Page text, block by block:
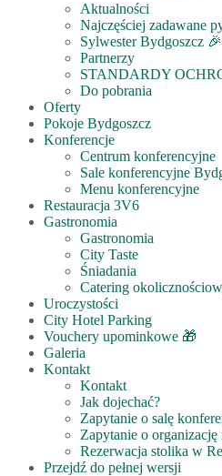
Aktualności
Najczęściej zadawane
Sylwester Bydgoszcz 🎉
Partnerzy
STANDARDY
Do pobrania
Oferty
Pokoje Bydgoszcz
Konferencje
Centrum konferencyjne
Sale konferencyjne
Menu konferencyjne
Restauracja 3V6
Gastronomia
Gastronomia
City Taste
Śniadania
Catering
Uroczystości
City Hotel Parking
Vouchery upominkowe 🎁
Galeria
Kontakt
Kontakt
Jak dojechać?
Zapytanie o salę
Zapytanie o organizację
Rezerwacja stolika w
Przejdź do pełnej wersji